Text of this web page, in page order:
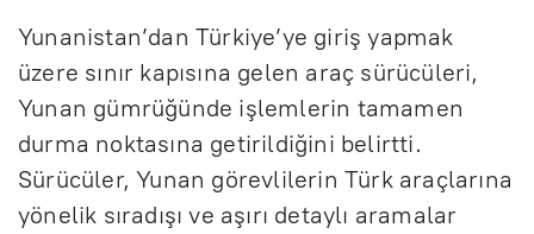
Yunanistan’dan Türkiye’ye giriş yapmak
üzere sınır kapısına gelen araç sürücüleri,
Yunan gümrüğünde işlemlerin tamamen
durma noktasına getirildiğini belirtti.
Sürücüler, Yunan görevlilerin Türk araçlarına
yönelik sıradışı ve aşırı detaylı aramalar